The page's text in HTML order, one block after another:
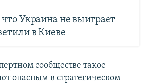
Украина не выиграет
в Киеве
сообществе такое
опасным в стратегическом